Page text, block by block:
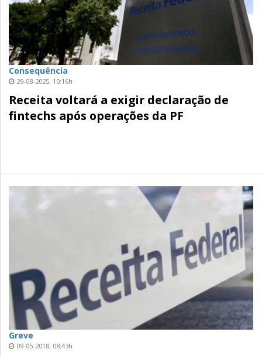
Consequência
29-08-2025, 10:16h
Receita voltará a exigir declaração de
fintechs após operações da PF
Greve
09-05-2018, 08:43h